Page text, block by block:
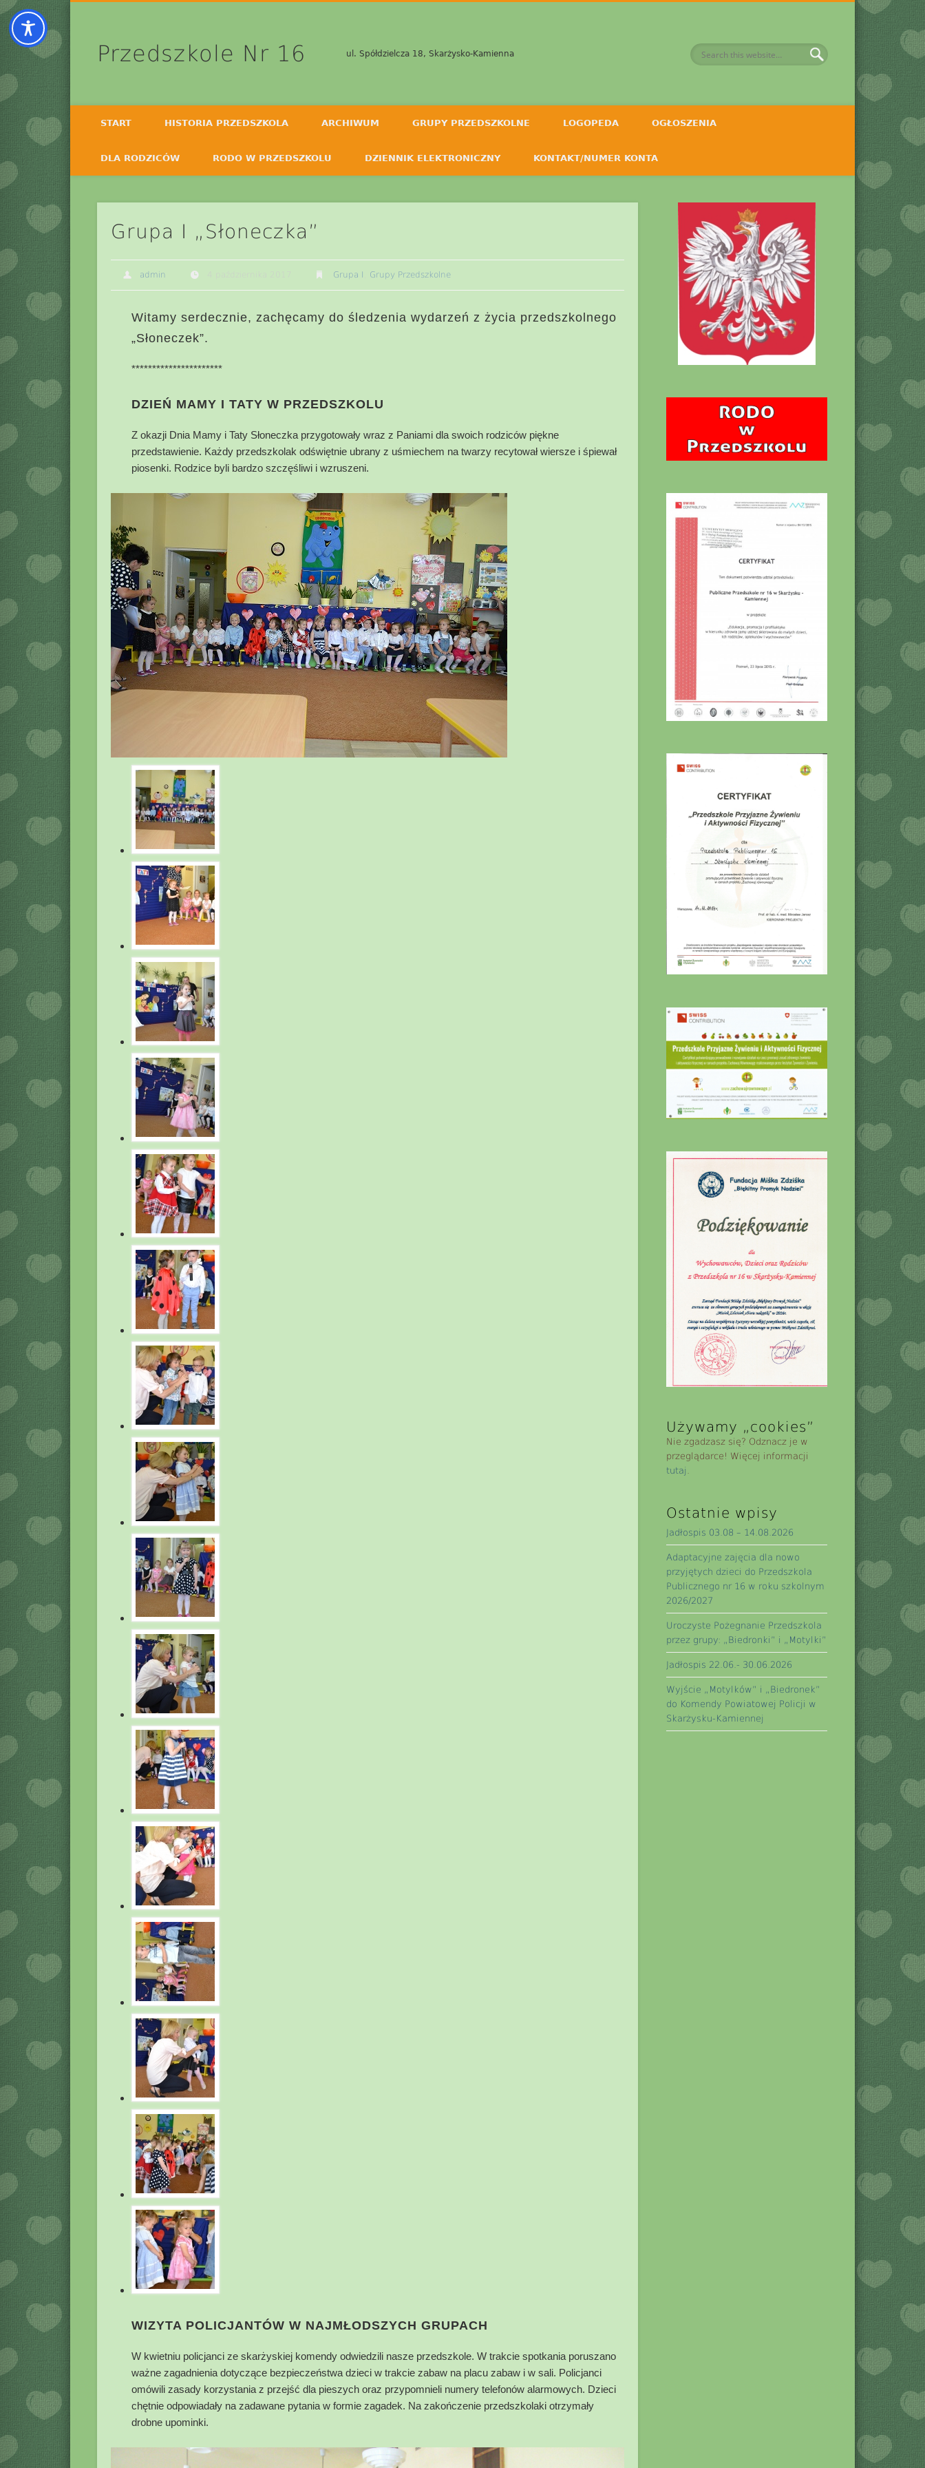
Przedszkole Nr 16 ul. Spółdzielcza 18, Skarżysko-Kamienna
START HISTORIA PRZEDSZKOLA ARCHIWUM GRUPY PRZEDSZKOLNE LOGOPEDA OGŁOSZENIA
DLA RODZICÓW RODO W PRZEDSZKOLU DZIENNIK ELEKTRONICZNY KONTAKT/NUMER KONTA
Grupa I „Słoneczka”
admin Grupa I Grupy Przedszkolne
Witamy serdecznie, zachęcamy do śledzenia wydarzeń z życia przedszkolnego
„Słoneczek”.
**********************
DZIEŃ MAMY I TATY W PRZEDSZKOLU
Z okazji Dnia Mamy i Taty Słoneczka przygotowały wraz z Paniami dla swoich rodziców piękne
przedstawienie. Każdy przedszkolak odświętnie ubrany z uśmiechem na twarzy recytował wiersze i śpiewał
piosenki. Rodzice byli bardzo szczęśliwi i wzruszeni.
WIZYTA POLICJANTÓW W NAJMŁODSZYCH GRUPACH
W kwietniu policjanci ze skarżyskiej komendy odwiedzili nasze przedszkole. W trakcie spotkania poruszano
ważne zagadnienia dotyczące bezpieczeństwa dzieci w trakcie zabaw na placu zabaw i w sali. Policjanci
omówili zasady korzystania z przejść dla pieszych oraz przypomnieli numery telefonów alarmowych. Dzieci
chętnie odpowiadały na zadawane pytania w formie zagadek. Na zakończenie przedszkolaki otrzymały
drobne upominki.
Używamy „cookies”
Nie zgadzasz się? Odznacz je w
przeglądarce! Więcej informacji
tutaj
Ostatnie wpisy
Jadłospis 03.08 – 14.08.2026
Adaptacyjne zajęcia dla nowo
przyjętych dzieci do Przedszkola
Publicznego nr 16 w roku szkolnym
2026/2027
Uroczyste Pożegnanie Przedszkola
przez grupy: „Biedronki” i „Motylki”
Jadłospis 22.06.- 30.06.2026
Wyjście „Motylków” i „Biedronek”
do Komendy Powiatowej Policji w
Skarżysku-Kamiennej